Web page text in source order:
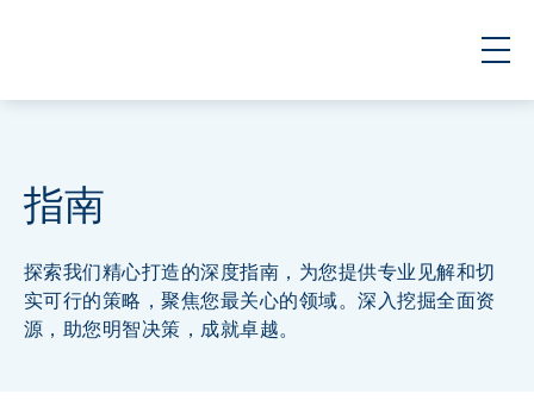
指南
探索我们精心打造的深度指南，为您提供专业见解和切
实可行的策略，聚焦您最关心的领域。深入挖掘全面资
源，助您明智决策，成就卓越。